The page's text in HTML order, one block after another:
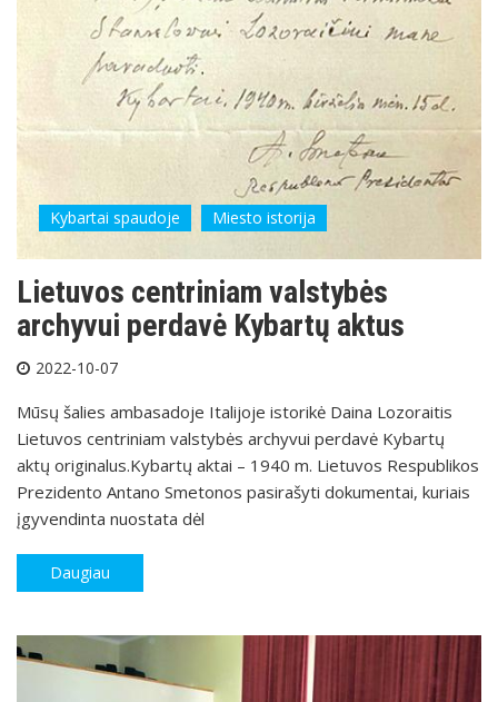
Kybartai spaudoje Miesto istorija
Lietuvos centriniam valstybės
archyvui perdavė Kybartų aktus
2022-10-07
Mūsų šalies ambasadoje Italijoje istorikė Daina Lozoraitis
Lietuvos centriniam valstybės archyvui perdavė Kybartų
aktų originalus.Kybartų aktai – 1940 m. Lietuvos Respublikos
Prezidento Antano Smetonos pasirašyti dokumentai, kuriais
įgyvendinta nuostata dėl
Daugiau